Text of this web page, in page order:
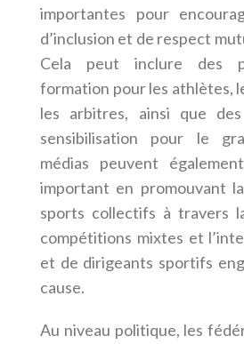
importantes pour
d’inclusion et de respect
Cela peut inclure des
formation pour les athlètes,
les arbitres, ainsi que
sensibilisation pour le
médias peuvent
important en promouvant
sports collectifs à travers
compétitions mixtes et
et de dirigeants sportifs
cause.
Au niveau politique, les